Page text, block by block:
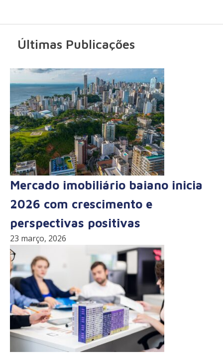
Últimas Publicações
Mercado imobiliário baiano inicia
2026 com crescimento e
perspectivas positivas
23 março, 2026